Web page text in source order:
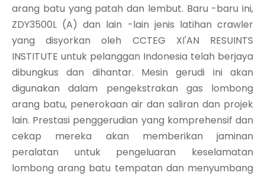
arang batu yang patah dan lembut. Baru -baru ini,
ZDY3500L (A) dan lain -lain jenis latihan crawler
yang disyorkan oleh CCTEG XI'AN RESUINTS
INSTITUTE untuk pelanggan Indonesia telah berjaya
dibungkus dan dihantar. Mesin gerudi ini akan
digunakan dalam pengekstrakan gas lombong
arang batu, penerokaan air dan saliran dan projek
lain. Prestasi penggerudian yang komprehensif dan
cekap mereka akan memberikan jaminan
peralatan untuk pengeluaran keselamatan
lombong arang batu tempatan dan menyumbang